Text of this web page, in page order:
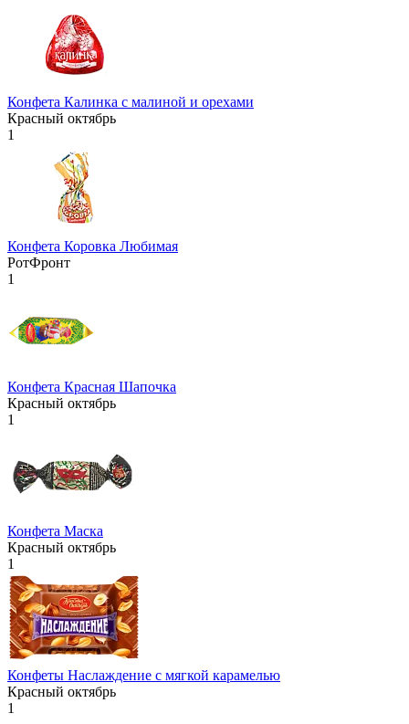
Конфета Калинка с малиной и орехами
Красный октябрь
1
Конфета Коровка Любимая
РотФронт
1
Конфета Красная Шапочка
Красный октябрь
1
Конфета Маска
Красный октябрь
1
Конфеты Наслаждение с мягкой карамелью
Красный октябрь
1